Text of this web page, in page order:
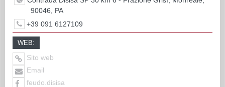
90046, PA
+39 091 6127109
WEB:
Sito web
Email
feudo.disisa